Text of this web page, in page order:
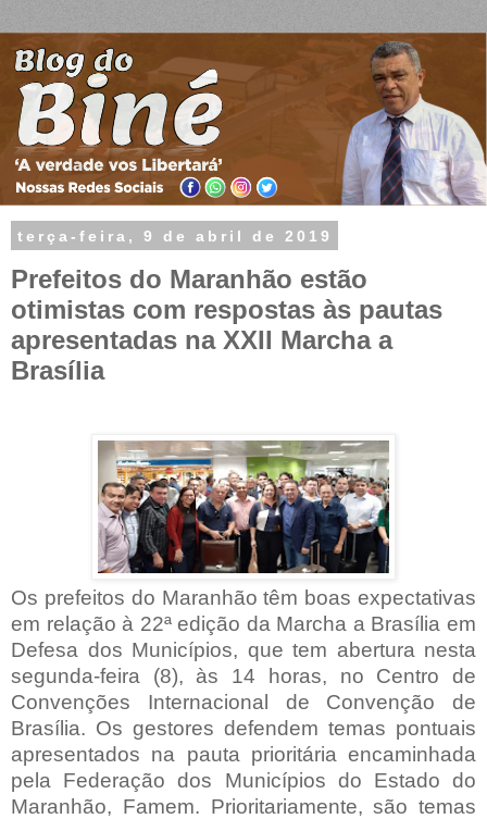
terça-feira, 9 de abril de 2019
Prefeitos do Maranhão estão
otimistas com respostas às pautas
apresentadas na XXII Marcha a
Brasília
Os prefeitos do Maranhão têm boas expectativas
em relação à 22ª edição da Marcha a Brasília em
Defesa dos Municípios, que tem abertura nesta
segunda-feira (8), às 14 horas, no Centro de
Convenções Internacional de Convenção de
Brasília. Os gestores defendem temas pontuais
apresentados na pauta prioritária encaminhada
pela Federação dos Municípios do Estado do
Maranhão, Famem. Prioritariamente, são temas